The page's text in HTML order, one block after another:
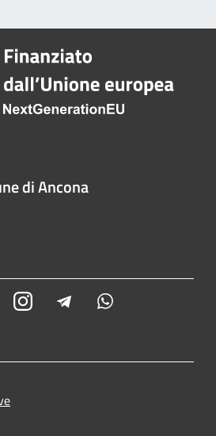
di Ancona
YoutubeInstagram Telegram